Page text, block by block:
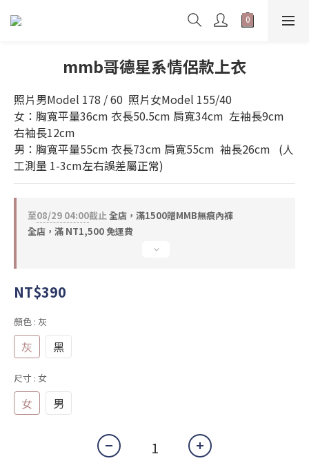
mmb哥德星系情侶款上衣
照片男Model 178 / 60  照片女Model 155/40
女：胸寬平量36cm 衣長50.5cm 肩寬34cm  左袖長9cm
右袖長12cm
男：胸寬平量55cm 衣長73cm 肩寬55cm  袖長26cm   (人
工測量 1-3cm左右誤差屬正常)
至08/29 04:00截止全店，滿1500贈MMB無痕內褲
全店，滿 NT1,500 免運費
NT$390
顏色 : 灰
灰 黑
尺寸 : 女
女 男